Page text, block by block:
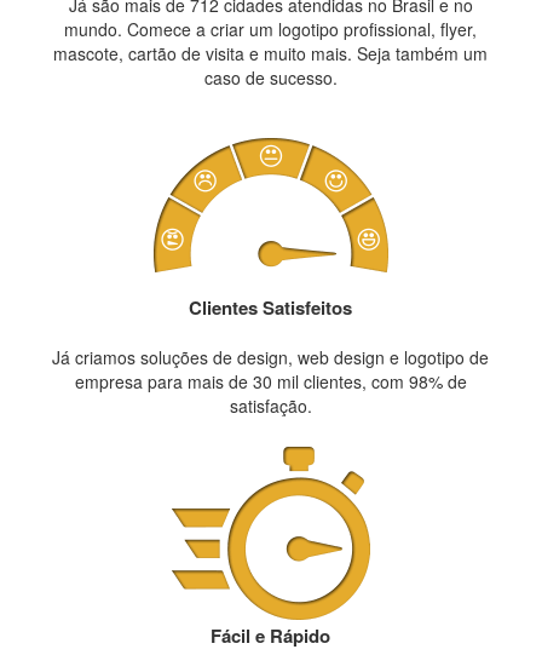
Já são mais de 712 cidades atendidas no Brasil e no
mundo. Comece a criar um logotipo profissional, flyer,
mascote, cartão de visita e muito mais. Seja também um
caso de sucesso.
Clientes Satisfeitos
Já criamos soluções de design, web design e logotipo de
empresa para mais de 30 mil clientes, com 98% de
satisfação.
Fácil e Rápido